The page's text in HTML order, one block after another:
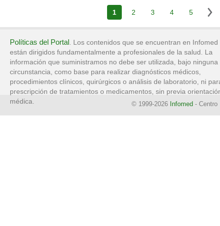
1 2 3 4 5
Políticas del Portal. Los contenidos que se encuentran en Infomed
están dirigidos fundamentalmente a profesionales de la salud. La
información que suministramos no debe ser utilizada, bajo ninguna
circunstancia, como base para realizar diagnósticos médicos,
procedimientos clínicos, quirúrgicos o análisis de laboratorio, ni
prescripción de tratamientos o medicamentos, sin previa
médica.
© 1999-2026 Infomed - Centro